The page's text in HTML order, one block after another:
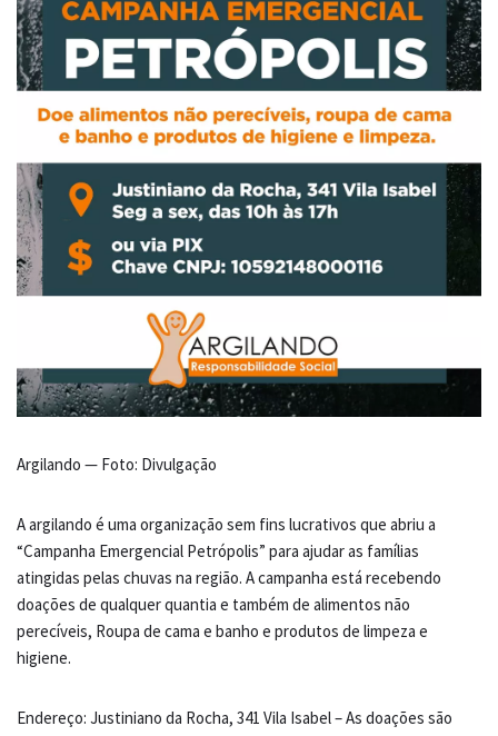
Argilando — Foto: Divulgação
A argilando é uma organização sem fins lucrativos que abriu a
“Campanha Emergencial Petrópolis” para ajudar as famílias
atingidas pelas chuvas na região. A campanha está recebendo
doações de qualquer quantia e também de alimentos não
perecíveis, Roupa de cama e banho e produtos de limpeza e
higiene.
Endereço: Justiniano da Rocha, 341 Vila Isabel – As doações são